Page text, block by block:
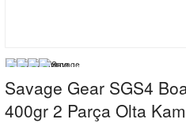
Savage Gear SGS4
400gr 2 Parça Olta